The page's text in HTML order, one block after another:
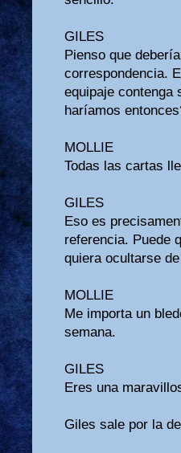
GILES
Pienso que
correspondencia.
equipaje contenga
haríamos
MOLLIE
Todas las cartas
GILES
Eso es
referencia. Puede
quiera ocultarse
MOLLIE
Me importa un
semana.
GILES
Eres una
Giles sale por la